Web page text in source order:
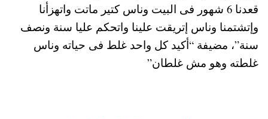
قعدنا 6 شهور فى البيت وناس كتير ماتت واتهزأنا
وإتشتمنا وناس إتريقت علينا واتحكم عليا سنة ونصف
سنة”، مضيفة “أكيد كل واحد غلط فى حياته وناس
غلطته وهو مش غلطان”